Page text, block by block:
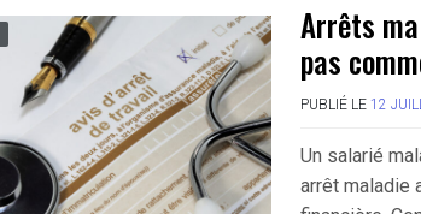
Arrêts
pas
PUBLIÉ LE 12
Un salarié
arrêt maladie